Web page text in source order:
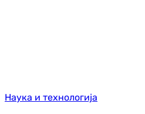
Наука и технологија